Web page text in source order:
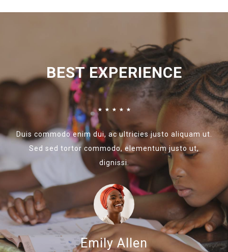
BEST EXPERIENCE
☆ ☆ ☆ ☆ ☆
Duis commodo enim dui, ac ultricies justo aliquam ut.
Sed sed tortor commodo, elementum justo ut,
dignissi.
Emily Allen